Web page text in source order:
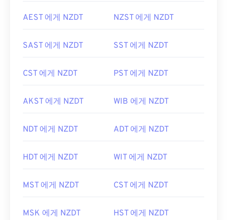
AEST 에게 NZDT NZST 에게 NZDT
SAST 에게 NZDT SST 에게 NZDT
CST 에게 NZDT PST 에게 NZDT
AKST 에게 NZDT WIB 에게 NZDT
NDT 에게 NZDT ADT 에게 NZDT
HDT 에게 NZDT WIT 에게 NZDT
MST 에게 NZDT CST 에게 NZDT
MSK 에게 NZDT HST 에게 NZDT